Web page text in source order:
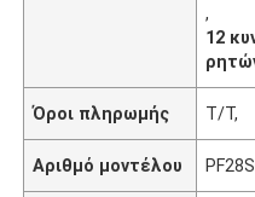
,
12
Όροι πληρωμής T/T,
Αριθμό μοντέλου